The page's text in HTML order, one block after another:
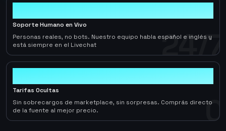
24/7
Soporte Humano en Vivo
Personas reales, no bots. Nuestro equipo habla español e inglés y
está siempre en el Livechat
0
Tarifas Ocultas
Sin sobrecargos de marketplace, sin sorpresas. Comprás directo
de la fuente al mejor precio.